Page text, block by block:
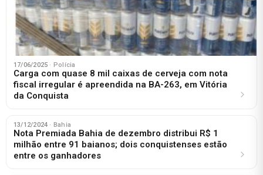
17/06/2025 · Polícia
Carga com quase 8 mil caixas de cerveja com nota
fiscal irregular é apreendida na BA-263, em Vitória
da Conquista
13/12/2024 · Bahia
Nota Premiada Bahia de dezembro distribui R$ 1
milhão entre 91 baianos; dois conquistenses estão
entre os ganhadores